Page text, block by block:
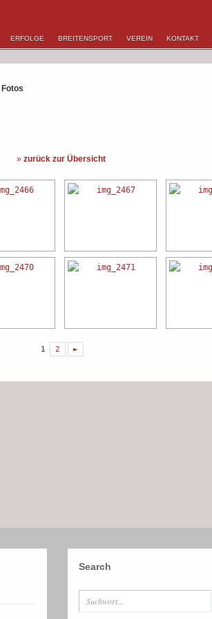
ERFOLGE BREITENSPORT VEREIN KONTAKT
Fotos
» zurück zur Übersicht
1 2 ►
Search